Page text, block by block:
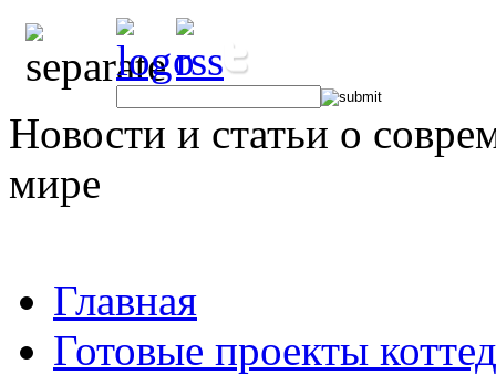
Новости и статьи о
мире
Главная
Готовые проекты